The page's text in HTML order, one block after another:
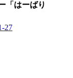
「はーばり
27